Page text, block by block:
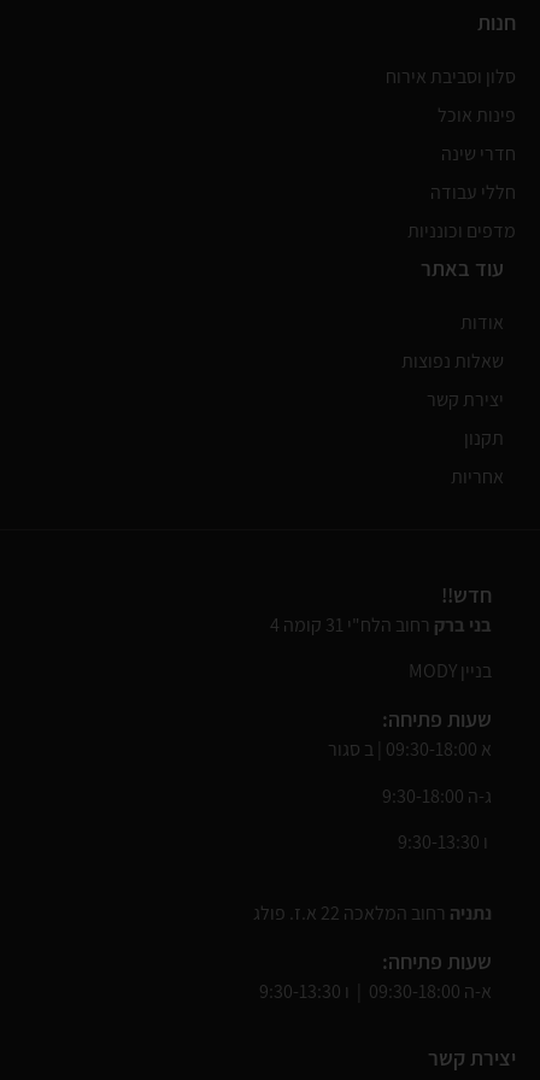
חנות
סלון וסביבת אירוח
פינות אוכל
חדרי שינה
חללי עבודה
מדפים וכונניות
עוד באתר
אודות
שאלות נפוצות
יצירת קשר
תקנון
אחריות
חדש!!
בני ברק רחוב הלח"י 31 קומה 4
בניין MODY
שעות פתיחה:
א 09:30-18:00 | ב סגור
ג-ה 9:30-18:00
ו 9:30-13:30
נתניה רחוב המלאכה 22 א.ז. פולג
שעות פתיחה:
א-ה 09:30-18:00 | ו 9:30-13:30
יצירת קשר